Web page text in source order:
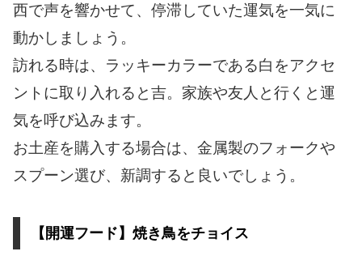
西で声を響かせて、停滞していた運気を一気に
動かしましょう。
訪れる時は、ラッキーカラーである白をアクセ
ントに取り入れると吉。家族や友人と行くと運
気を呼び込みます。
お土産を購入する場合は、金属製のフォークや
スプーン選び、新調すると良いでしょう。
【開運フード】焼き鳥をチョイス